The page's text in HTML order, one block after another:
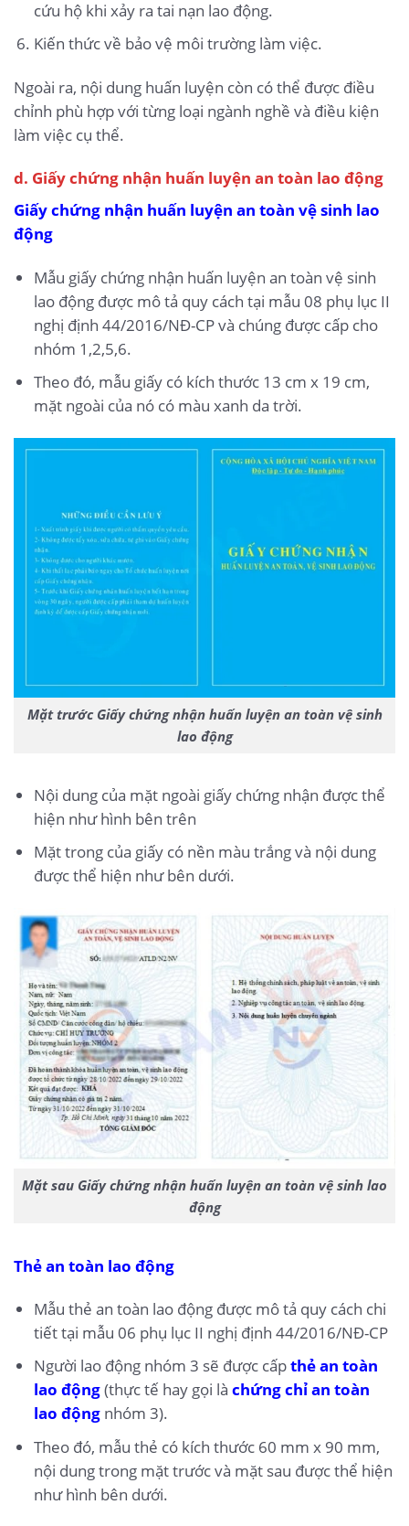
cứu hộ khi xảy ra tai nạn lao động.
Kiến thức về bảo vệ môi trường làm việc.
Ngoài ra, nội dung huấn luyện còn có thể được điều
chỉnh phù hợp với từng loại ngành nghề và điều kiện
làm việc cụ thể.
d. Giấy chứng nhận huấn luyện an toàn lao động
Giấy chứng nhận huấn luyện an toàn vệ sinh lao
động
Mẫu giấy chứng nhận huấn luyện an toàn vệ sinh
lao động được mô tả quy cách tại mẫu 08 phụ lục II
nghị định 44/2016/NĐ-CP và chúng được cấp cho
nhóm 1,2,5,6.
Theo đó, mẫu giấy có kích thước 13 cm x 19 cm,
mặt ngoài của nó có màu xanh da trời.
Mặt trước Giấy chứng nhận huấn luyện an toàn vệ sinh
lao động
Nội dung của mặt ngoài giấy chứng nhận được thể
hiện như hình bên trên
Mặt trong của giấy có nền màu trắng và nội dung
được thể hiện như bên dưới.
Mặt sau Giấy chứng nhận huấn luyện an toàn vệ sinh lao
động
Thẻ an toàn lao động
Mẫu thẻ an toàn lao động được mô tả quy cách chi
tiết tại mẫu 06 phụ lục II nghị định 44/2016/NĐ-CP
Người lao động nhóm 3 sẽ được cấpthẻ an toàn
lao động(thực tế hay gọi là chứng chỉ an toàn
lao động nhóm 3).
Theo đó, mẫu thẻ có kích thước 60 mm x 90 mm,
nội dung trong mặt trước và mặt sau được thể hiện
như hình bên dưới.